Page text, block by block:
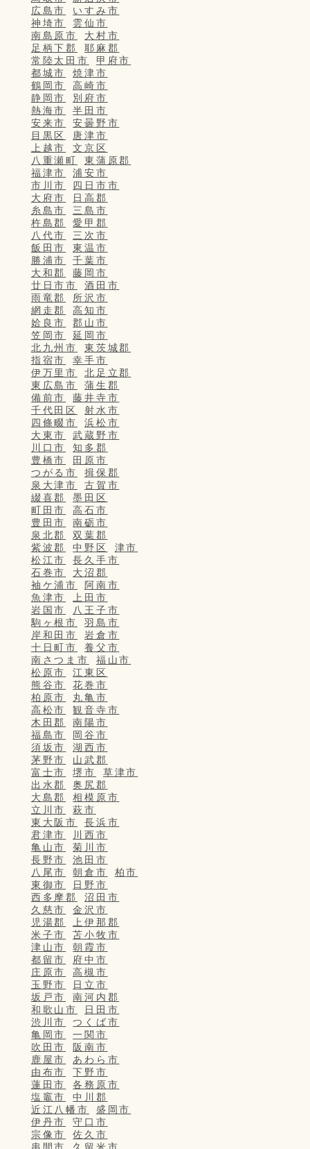
広島市
いすみ市
神埼市
雲仙市
南島原市
大村市
足柄下郡
耶麻郡
常陸太田市
甲府市
都城市
焼津市
鶴岡市
高崎市
静岡市
別府市
熱海市
半田市
安来市
安曇野市
目黒区
唐津市
上越市
文京区
八重瀬町
東蒲原郡
福津市
浦安市
市川市
四日市市
大府市
日高郡
糸島市
三島市
杵島郡
愛甲郡
八代市
三次市
飯田市
東温市
勝浦市
千葉市
大和郡
藤岡市
廿日市市
酒田市
雨竜郡
所沢市
網走郡
高知市
姶良市
郡山市
笠岡市
延岡市
北九州市
東茨城郡
指宿市
幸手市
伊万里市
北足立郡
東広島市
蒲生郡
備前市
藤井寺市
千代田区
射水市
四條畷市
浜松市
大東市
武蔵野市
川口市
知多郡
豊橋市
田原市
つがる市
揖保郡
泉大津市
古賀市
綴喜郡
墨田区
町田市
高石市
豊田市
南砺市
泉北郡
双葉郡
紫波郡
中野区
津市
松江市
長久手市
石巻市
大沼郡
袖ケ浦市
阿南市
魚津市
上田市
岩国市
八王子市
駒ヶ根市
羽島市
岸和田市
岩倉市
十日町市
養父市
南さつま市
福山市
松原市
江東区
熊谷市
花巻市
柏原市
丸亀市
高松市
観音寺市
木田郡
南陽市
福島市
岡谷市
須坂市
湖西市
茅野市
山武郡
富士市
堺市
草津市
出水郡
奥尻郡
大島郡
相模原市
立川市
萩市
東大阪市
長浜市
君津市
川西市
亀山市
菊川市
長野市
池田市
八尾市
朝倉市
柏市
東御市
日野市
西多摩郡
沼田市
久慈市
金沢市
児湯郡
上伊那郡
米子市
苫小牧市
津山市
朝霞市
都留市
府中市
庄原市
高槻市
玉野市
日立市
坂戸市
南河内郡
和歌山市
日田市
渋川市
つくば市
亀岡市
一関市
吹田市
阪南市
鹿屋市
あわら市
由布市
下野市
蓮田市
各務原市
塩竈市
中川郡
近江八幡市
盛岡市
伊丹市
守口市
宗像市
佐久市
串間市
久留米市